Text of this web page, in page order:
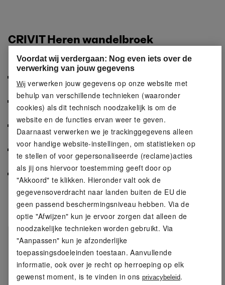
CRIVIT Heren wandelbroek
Eigenschappen
FINISH® ECO-behandeling
Een elastische tailleband met trekkoord zorgt voor
een comfortabele pasvorm
Zijzakken en extra zakken op het been bieden
ruimte voor kleine spullen
De broekspijpen zijn in wijdte verstelbaar voor extra
gemak
Goede pasvorm en blijft in model dankzij elastaan
(LYCRA®)
Productkenmerken
beige, zwart
Detail:
trekkoord, met zijzakken en
praktische zakken op het been
Voordat wij verdergaan: Nog even iets over de
verwerking van jouw gegevens
Wij verwerken jouw gegevens op onze website met
behulp van verschillende technieken (waaronder
cookies) als dit technisch noodzakelijk is om de
website en de functies ervan weer te geven.
Daarnaast verwerken we je trackinggegevens alleen
voor handige website-instellingen, om statistieken op
te stellen of voor gepersonaliseerde (reclame)acties
als jij ons hiervoor toestemming geeft door op
"Akkoord" te klikken. Hieronder valt ook de
gegevensoverdracht naar landen buiten de EU die
geen passend beschermingsniveau hebben. Via de
optie "Afwijzen" kun je ervoor zorgen dat alleen de
noodzakelijke technieken worden gebruikt. Via
"Aanpassen" kun je afzonderlijke
toepassingsdoeleinden toestaan. Aanvullende
informatie, ook over je recht op herroeping op elk
gewenst moment, is te vinden in onsprivacybeleid.